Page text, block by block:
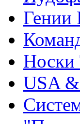
Гении
Носки
USA